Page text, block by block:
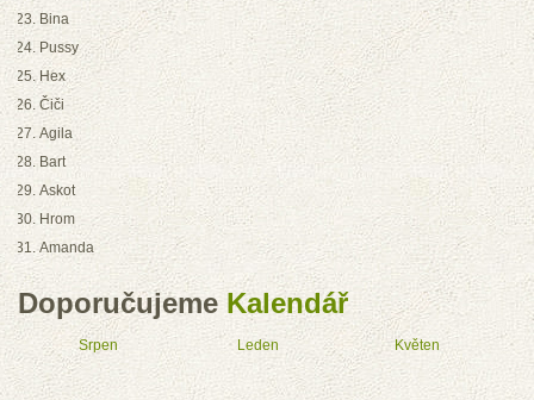
Bina
Pussy
Hex
Čiči
Agila
Bart
Askot
Hrom
Amanda
Doporučujeme Kalendář
Srpen Leden Květen